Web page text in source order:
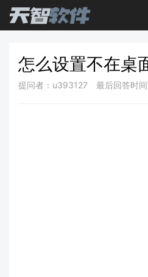
怎么设置不在桌
提问者：u393127 最后回答时